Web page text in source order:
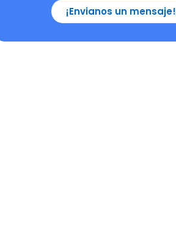
¡Envianos un mensaje!